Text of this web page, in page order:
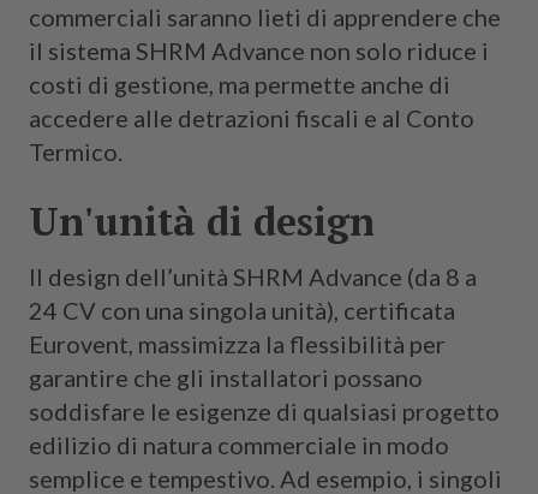
commerciali saranno lieti di apprendere che
il sistema SHRM Advance non solo riduce i
costi di gestione, ma permette anche di
accedere alle detrazioni fiscali e al Conto
Termico.
Un'unità di design
Il design dell’unità SHRM Advance (da 8 a
24 CV con una singola unità), certificata
Eurovent, massimizza la flessibilità per
garantire che gli installatori possano
soddisfare le esigenze di qualsiasi progetto
edilizio di natura commerciale in modo
semplice e tempestivo. Ad esempio, i singoli